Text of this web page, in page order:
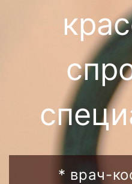
* врач-